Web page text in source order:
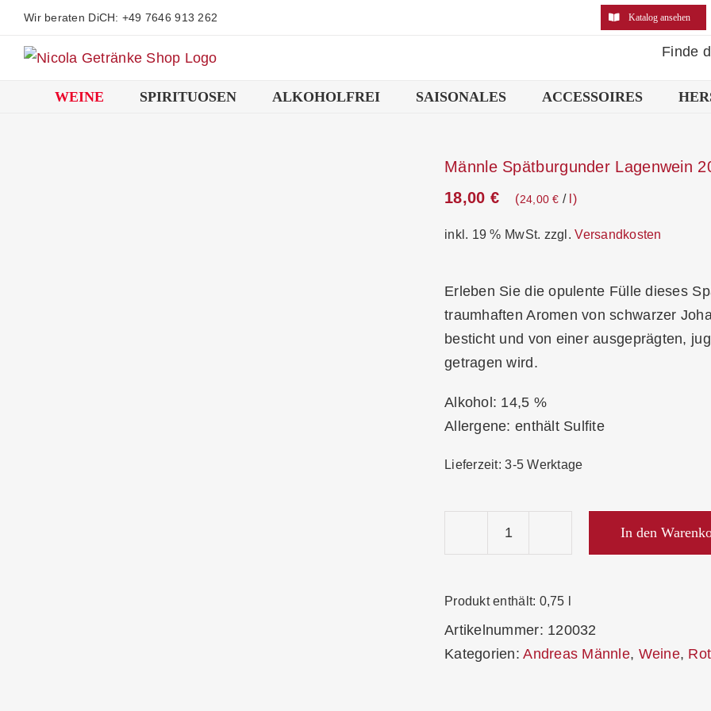
Zum
springen
Wir beraten DiCH: +49 7646 913 262 Katalog ansehen
Finde
WEINE SPIRITUOSEN ALKOHOLFREI SAISONALES ACCESSOIRES
Männle Spätburgunder Lagenwein
18,00 € 24,00€ / l
inkl. 19 % MwSt. zzgl.Versandkosten
Erleben Sie die opulente Fülle dieses
traumhaften Aromen von schwarzer
besticht und von einer ausgeprägten,
getragen wird.
Alkohol: 14,5 %
Allergene: enthält Sulfite
Lieferzeit:3-5 Werktage
Trocken
Menge
In den
Produkt enthält: 0,75 l
Artikelnummer: 120032
Kategorien:Andreas Männle, Weine,